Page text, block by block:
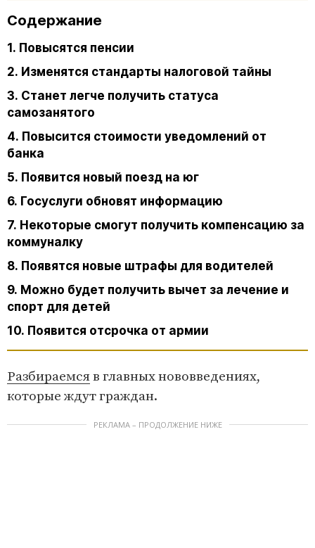
Содержание
1. Повысятся пенсии
2. Изменятся стандарты налоговой тайны
3. Станет легче получить статуса
самозанятого
4. Повысится стоимости уведомлений от
банка
5. Появится новый поезд на юг
6. Госуслуги обновят информацию
7. Некоторые смогут получить компенсацию за
коммуналку
8. Появятся новые штрафы для водителей
9. Можно будет получить вычет за лечение и
спорт для детей
10. Появится отсрочка от армии
Разбираемсяв главных нововведениях,
которые ждут граждан.
РЕКЛАМА – ПРОДОЛЖЕНИЕ НИЖЕ